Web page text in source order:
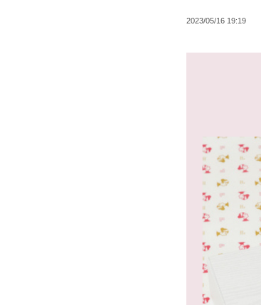
2023/05/16 19:19